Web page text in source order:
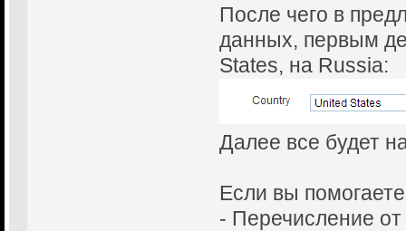
После чего в
данных, первым
States, на Russia:
Далее все будет
Если вы
- Перечисление от